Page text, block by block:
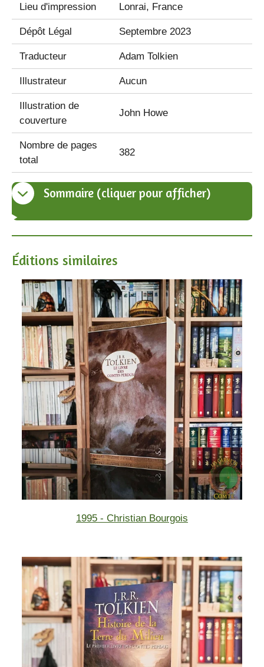
Lieu d'impression Lonrai, France
Dépôt Légal Septembre 2023
Traducteur Adam Tolkien
Illustrateur Aucun
Illustration de
couverture
John Howe
Nombre de pages
total
382
Sommaire (cliquer pour afficher)
Éditions similaires
1995 - Christian Bourgois